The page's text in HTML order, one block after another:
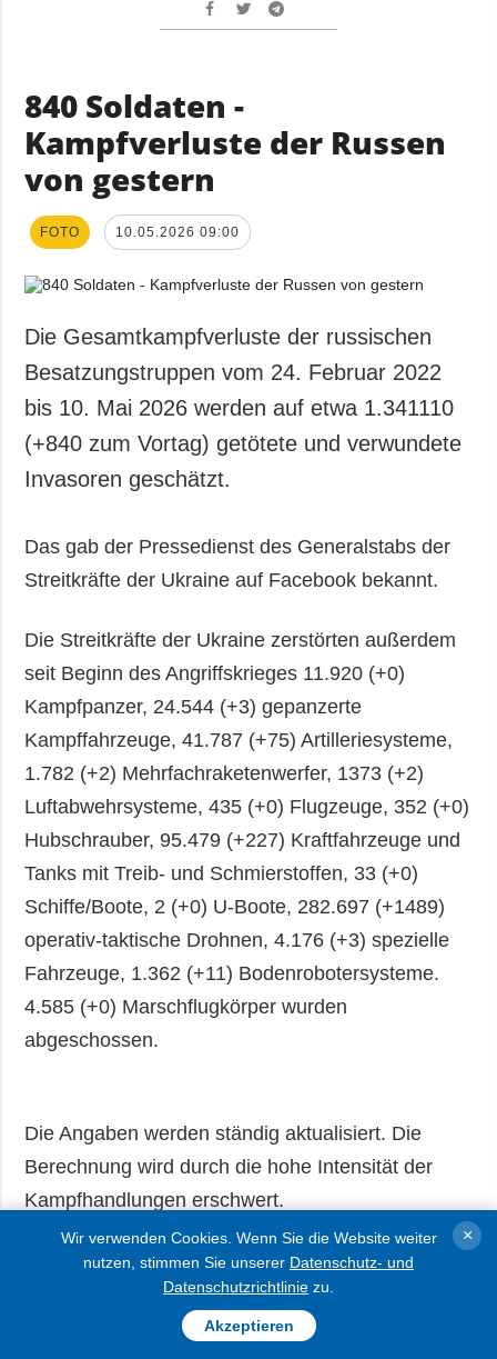
840 Soldaten -
Kampfverluste der Russen
von gestern
FOTO 10.05.2026 09:00
Die Gesamtkampfverluste der russischen
Besatzungstruppen vom 24. Februar 2022
bis 10. Mai 2026 werden auf etwa 1.341110
(+840 zum Vortag) getötete und verwundete
Invasoren geschätzt.
Das gab der Pressedienst des Generalstabs der
Streitkräfte der Ukraine auf Facebook bekannt.
Die Streitkräfte der Ukraine zerstörten außerdem
seit Beginn des Angriffskrieges 11.920 (+0)
Kampfpanzer, 24.544 (+3) gepanzerte
Kampffahrzeuge, 41.787 (+75) Artilleriesysteme,
1.782 (+2) Mehrfachraketenwerfer, 1373 (+2)
Luftabwehrsysteme, 435 (+0) Flugzeuge, 352 (+0)
Hubschrauber, 95.479 (+227) Kraftfahrzeuge und
Tanks mit Treib- und Schmierstoffen, 33 (+0)
Schiffe/Boote, 2 (+0) U-Boote, 282.697 (+1489)
operativ-taktische Drohnen, 4.176 (+3) spezielle
Fahrzeuge, 1.362 (+11) Bodenrobotersysteme.
4.585 (+0) Marschflugkörper wurden
abgeschossen.
Die Angaben werden ständig aktualisiert. Die
Berechnung wird durch die hohe Intensität der
Kampfhandlungen erschwert.
Am 24. Februar 2022 erklärte der russische
Präsident Wladimir Putin eine umfassende
Invasion in die Ukraine, eine sogenannte
Wir verwenden Cookies. Wenn Sie die Website weiter
nutzen, stimmen Sie unserer Datenschutz- und
Datenschutzrichtlinie zu.
Akzeptieren
×